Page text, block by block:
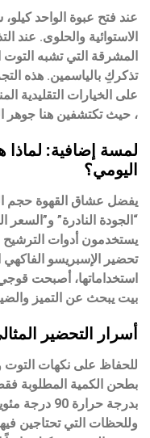
عند فتح عبوة الواحد
الاستوائية والحلوى. عند
المشرقة التي تشبه التوت
تذكركِ بالياسمين. هذه
على الخيارات التقليدية
، حيث تكتشفين هنا جوهر
لمسة إضافية: لماذا
اليومي؟
يفضل عشاق القهوة حجم
“الجودة النادرة”
تحضير الإسبريسو
استخداماتها، أصبحت
بيت يبحث عن التميز
أسرار التحضير
للحفاظ على نكهات التوت
بطحن الكمية المطلوبة
بدرجة حرارة 90 درجة مئوية
وللحظات التي تحتاجين